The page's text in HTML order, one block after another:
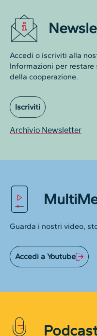
Accedi o iscriviti alla
Informazioni per
della cooperazione.
Iscriviti
Archivio Newsletter
Guarda i nostri video,
Accedi a Youtube